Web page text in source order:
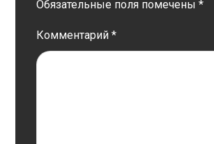
Обязательные поля помечены*
Комментарий*